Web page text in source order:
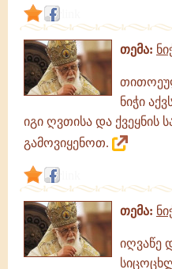
თემა:
ნიჭი
იგი ღვთისა და ქვეყნის
გამოვიყენოთ.
თემა:
იღვაწე